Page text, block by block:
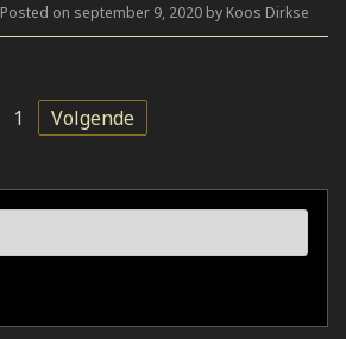
Posted on september 9, 2020 by Koos Dirkse
1 Volgende